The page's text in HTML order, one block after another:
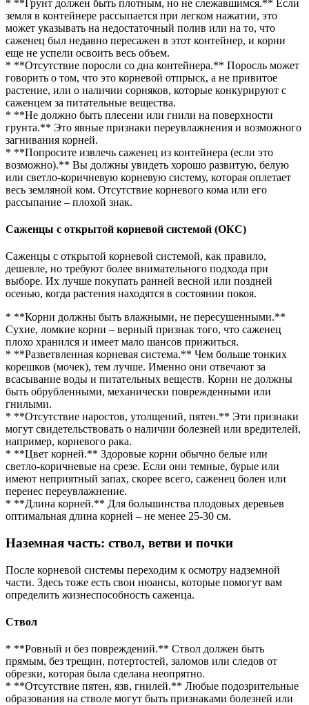
* **Грунт должен быть плотным, но не слежавшимся.** Если
земля в контейнере рассыпается при легком нажатии, это
может указывать на недостаточный полив или на то, что
саженец был недавно пересажен в этот контейнер, и корни
еще не успели освоить весь объем.
* **Отсутствие поросли со дна контейнера.** Поросль может
говорить о том, что это корневой отпрыск, а не привитое
растение, или о наличии сорняков, которые конкурируют с
саженцем за питательные вещества.
* **Не должно быть плесени или гнили на поверхности
грунта.** Это явные признаки переувлажнения и возможного
загнивания корней.
* **Попросите извлечь саженец из контейнера (если это
возможно).** Вы должны увидеть хорошо развитую, белую
или светло-коричневую корневую систему, которая оплетает
весь земляной ком. Отсутствие корневого кома или его
рассыпание – плохой знак.
Саженцы с открытой корневой системой (ОКС)
Саженцы с открытой корневой системой, как правило,
дешевле, но требуют более внимательного подхода при
выборе. Их лучше покупать ранней весной или поздней
осенью, когда растения находятся в состоянии покоя.
* **Корни должны быть влажными, не пересушенными.**
Сухие, ломкие корни – верный признак того, что саженец
плохо хранился и имеет мало шансов прижиться.
* **Разветвленная корневая система.** Чем больше тонких
корешков (мочек), тем лучше. Именно они отвечают за
всасывание воды и питательных веществ. Корни не должны
быть обрубленными, механически поврежденными или
гнилыми.
* **Отсутствие наростов, утолщений, пятен.** Эти признаки
могут свидетельствовать о наличии болезней или вредителей,
например, корневого рака.
* **Цвет корней.** Здоровые корни обычно белые или
светло-коричневые на срезе. Если они темные, бурые или
имеют неприятный запах, скорее всего, саженец болен или
перенес переувлажнение.
* **Длина корней.** Для большинства плодовых деревьев
оптимальная длина корней – не менее 25-30 см.
Наземная часть: ствол, ветви и почки
После корневой системы переходим к осмотру надземной
части. Здесь тоже есть свои нюансы, которые помогут вам
определить жизнеспособность саженца.
Ствол
* **Ровный и без повреждений.** Ствол должен быть
прямым, без трещин, потертостей, заломов или следов от
обрезки, которая была сделана неопрятно.
* **Отсутствие пятен, язв, гнилей.** Любые подозрительные
образования на стволе могут быть признаками болезней или